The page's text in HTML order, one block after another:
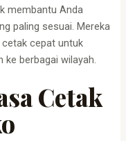
membantu Anda
paling sesuai. Mereka
cepat untuk
ke berbagai wilayah.
Cetak